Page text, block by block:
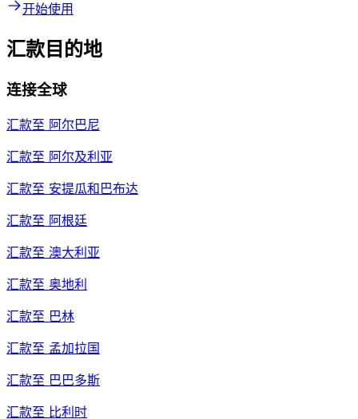
开始使用
汇款目的地
连接全球
汇款至 阿尔巴尼
汇款至 阿尔及利亚
汇款至 安提瓜和巴布达
汇款至 阿根廷
汇款至 澳大利亚
汇款至 奥地利
汇款至 巴林
汇款至 孟加拉国
汇款至 巴巴多斯
汇款至 比利时